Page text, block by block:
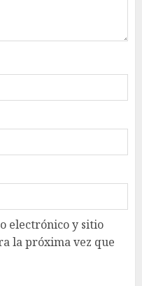
electrónico y sitio
la próxima vez que